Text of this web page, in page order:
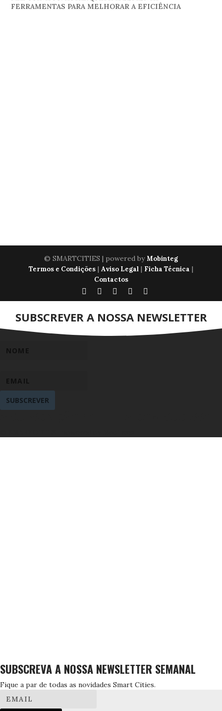
FERRAMENTAS PARA MELHORAR A EFICIÊNCIA
© SMARTCITIES | powered byMobinteg
Termos e Condições | Aviso Legal | Ficha Técnica |
Contactos
SUBSCREVER A NOSSA NEWSLETTER
SUBSCREVER
SUBSCREVA A NOSSA NEWSLETTER SEMANAL
Fique a par de todas as novidades Smart Cities.